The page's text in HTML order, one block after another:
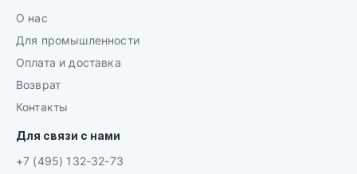
О нас
Для промышленности
Оплата и доставка
Возврат
Контакты
Для связи с нами
+7 (495) 132-32-73